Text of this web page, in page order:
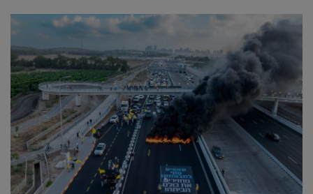
ULUSLARARASI
SAĞLIK VE YAŞAM TARZI
YEMEK
SPOR
SEYAHAT